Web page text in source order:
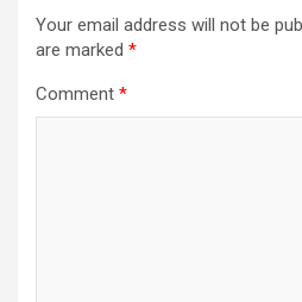
Your email address will not be
are marked *
Comment *